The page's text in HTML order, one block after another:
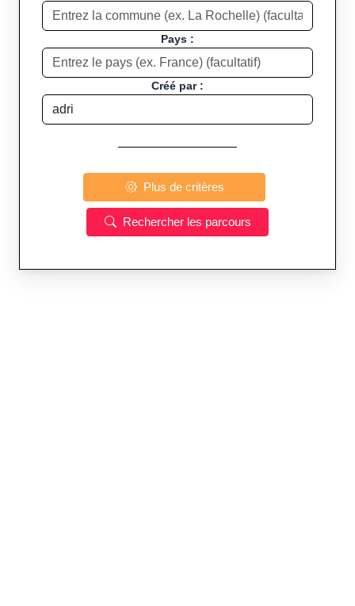
Pays :
Créé par :
Plus de critères
Rechercher les parcours